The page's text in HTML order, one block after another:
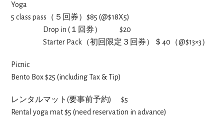
Yoga
5 class pass（５回券）$85 (@$18X5)
Drop in (１回券） $20
Starter Pack（初回限定３回券）＄40（@$13×3）
Picnic
Bento Box $25 (including Tax & Tip)
レンタルマット(要事前予約) $5
Rental yoga mat $5 (need reservation in advance)